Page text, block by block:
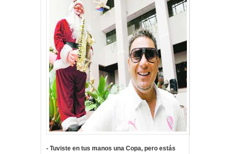
- Tuviste en tus manos una Copa, pero estás